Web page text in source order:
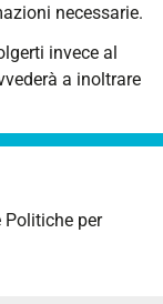
necessarie.
invece al
a inoltrare
Politiche per